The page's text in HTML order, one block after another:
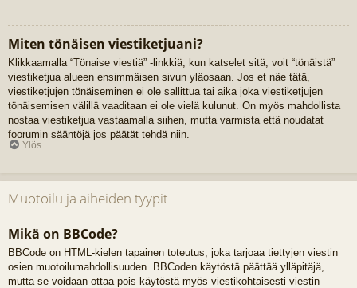
Miten tönäisen viestiketjuani?
Klikkaamalla “Tönaise viestiä” -linkkiä, kun katselet sitä, voit “tönäistä”
viestiketjua alueen ensimmäisen sivun yläosaan. Jos et näe tätä,
viestiketjujen tönäiseminen ei ole sallittua tai aika joka viestiketjujen
tönäisemisen välillä vaaditaan ei ole vielä kulunut. On myös mahdollista
nostaa viestiketjua vastaamalla siihen, mutta varmista että noudatat
foorumin sääntöjä jos päätät tehdä niin.
Ylös
Muotoilu ja aiheiden tyypit
Mikä on BBCode?
BBCode on HTML-kielen tapainen toteutus, joka tarjoaa tiettyjen viestin
osien muotoilumahdollisuuden. BBCoden käytöstä päättää ylläpitäjä,
mutta se voidaan ottaa pois käytöstä myös viestikohtaisesti viestin